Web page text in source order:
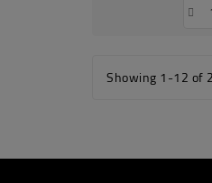
Showing 1-12 of